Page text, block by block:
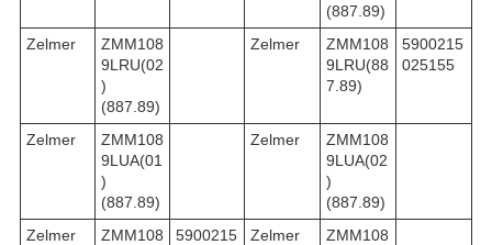
(887.89)
Zelmer
ZMM108
9LRU(02
)
(887.89)
Zelmer
ZMM108
9LRU(88
7.89)
5900215
025155
Zelmer
ZMM108
9LUA(01
)
(887.89)
Zelmer
ZMM108
9LUA(02
)
(887.89)
Zelmer
ZMM108
5900215
Zelmer
ZMM108